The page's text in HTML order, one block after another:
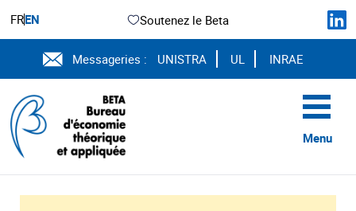
FREN Soutenez le Beta
Messageries : UNISTRA UL INRAE
Menu